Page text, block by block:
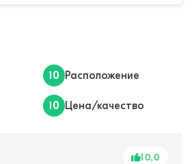
10 Расположение
10 Цена/качество
10,0